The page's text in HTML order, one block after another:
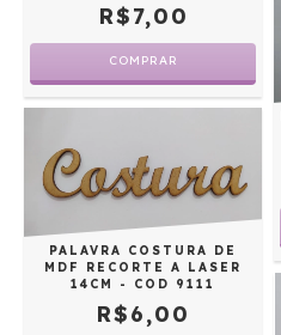
R$7,00
PALAVRA COSTURA DE
MDF RECORTE A LASER
14CM - COD 9111
R$6,00